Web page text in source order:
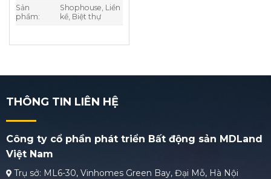
Sản
phẩm:
Shophouse, Liền
kề, Biệt thự
THÔNG TIN LIÊN HỆ
Công ty cổ phần phát triển Bất động sản MDLand
Việt Nam
Trụ sở: ML6-30, Vinhomes Green Bay, Đại Mỗ, Hà Nội